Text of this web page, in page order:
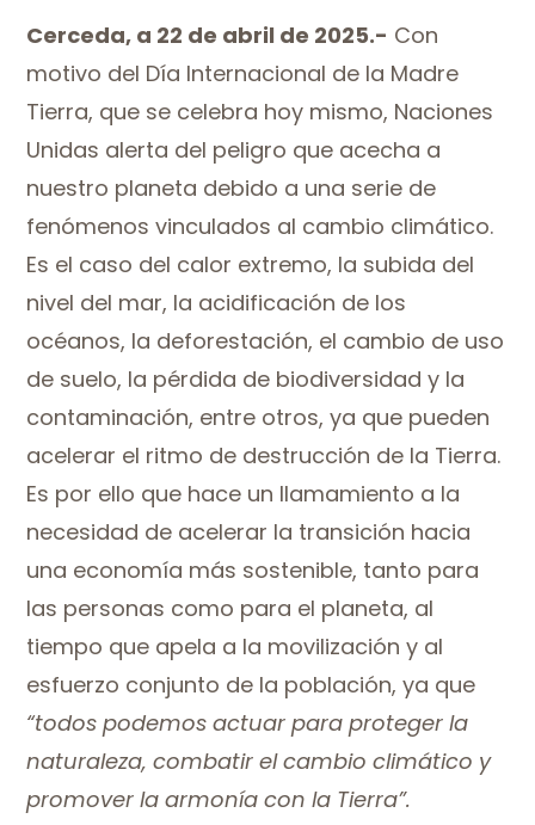
Cerceda, a 22 de abril de 2025.- Con
motivo del Día Internacional de la Madre
Tierra, que se celebra hoy mismo, Naciones
Unidas alerta del peligro que acecha a
nuestro planeta debido a una serie de
fenómenos vinculados al cambio climático.
Es el caso del calor extremo, la subida del
nivel del mar, la acidificación de los
océanos, la deforestación, el cambio de uso
de suelo, la pérdida de biodiversidad y la
contaminación, entre otros, ya que pueden
acelerar el ritmo de destrucción de la Tierra.
Es por ello que hace un llamamiento a la
necesidad de acelerar la transición hacia
una economía más sostenible, tanto para
las personas como para el planeta, al
tiempo que apela a la movilización y al
esfuerzo conjunto de la población, ya que
“todos podemos actuar para proteger la
naturaleza, combatir el cambio climático y
promover la armonía con la Tierra”.